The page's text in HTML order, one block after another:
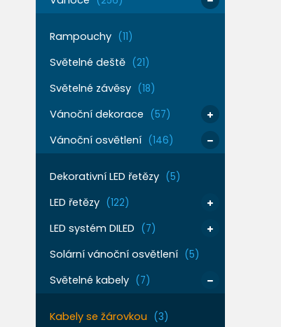
Rampouchy (11)
Světelné deště (21)
Světelné závěsy (18)
Vánoční dekorace (57)
Vánoční osvětlení (146)
Dekorativní LED řetězy (5)
LED řetězy (122)
LED systém DILED (7)
Solární vánoční osvětlení (5)
Světelné kabely (7)
Kabely se žárovkou (3)